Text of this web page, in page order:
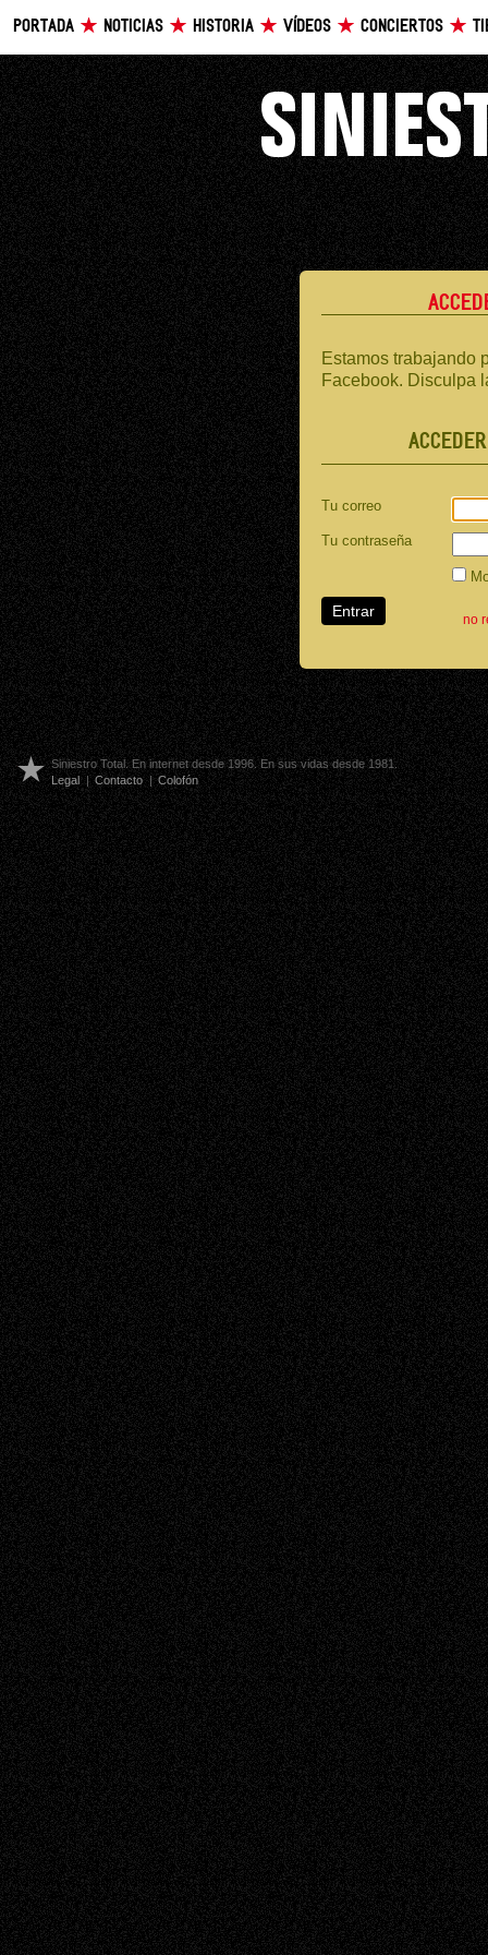
PORTADA NOTICIAS HISTORIA VÍDEOS CONCIERTOS
Estamos trabajando
Facebook. Disculpa
Tu correo
Tu contraseña
no
Siniestro Total. En internet desde 1996. En sus vidas desde 1981.
Legal | Contacto | Colofón